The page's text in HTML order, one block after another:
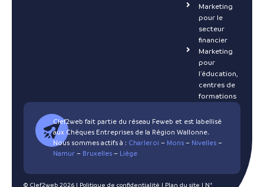
Marketing
pour le
secteur
financier
Marketing
pour
l'éducation,
centres de
formations
Clef2web fait partie du réseau Feweb et est labellisé
aux Chèques Entreprises de la Région Wallonne.
Nous sommes actifs à : Charleroi – Mons– Nivelles–
Namur– Bruxelles– Liège
© Clef2web 2026 | Politique de confidentialité | Plan du site | N°